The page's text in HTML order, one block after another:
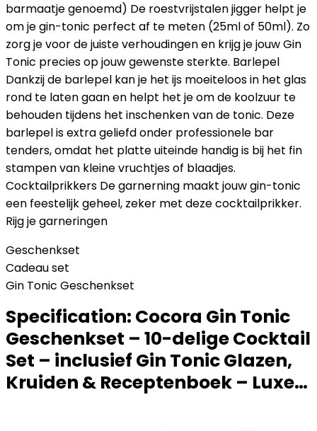
barmaatje genoemd) De roestvrijstalen jigger helpt je
om je gin-tonic perfect af te meten (25ml of 50ml). Zo
zorg je voor de juiste verhoudingen en krijg je jouw Gin
Tonic precies op jouw gewenste sterkte. Barlepel
Dankzij de barlepel kan je het ijs moeiteloos in het glas
rond te laten gaan en helpt het je om de koolzuur te
behouden tijdens het inschenken van de tonic. Deze
barlepel is extra geliefd onder professionele bar
tenders, omdat het platte uiteinde handig is bij het fin
stampen van kleine vruchtjes of blaadjes.
Cocktailprikkers De garnerning maakt jouw gin-tonic
een feestelijk geheel, zeker met deze cocktailprikker.
Rijg je garneringen
Geschenkset
Cadeau set
Gin Tonic Geschenkset
Specification: Cocora Gin Tonic
Geschenkset – 10-delige Cocktail
Set – inclusief Gin Tonic Glazen,
Kruiden & Receptenboek – Luxe…